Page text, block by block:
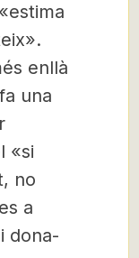
enllà
una
«si
no
a
dona-